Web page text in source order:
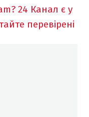
24 Канал є у
перевірені